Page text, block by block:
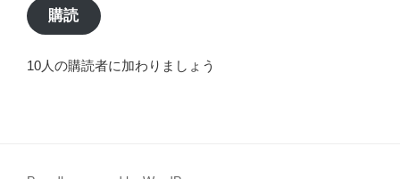
ア
ド
ス
購読
10人の購読者に加わりましょう